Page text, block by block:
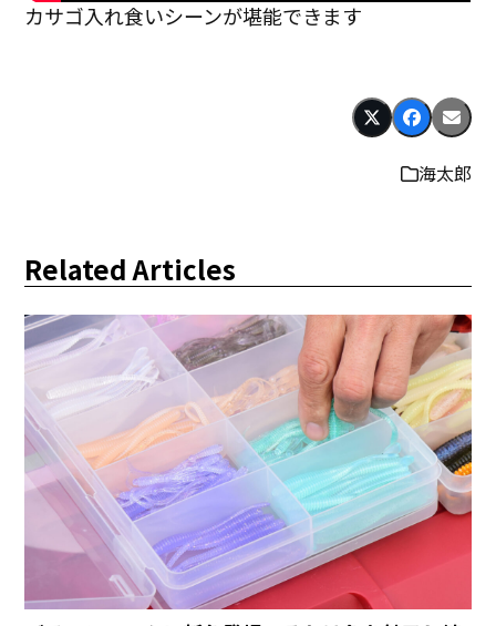
カサゴ入れ食いシーンが堪能できます
海太郎
Related Articles